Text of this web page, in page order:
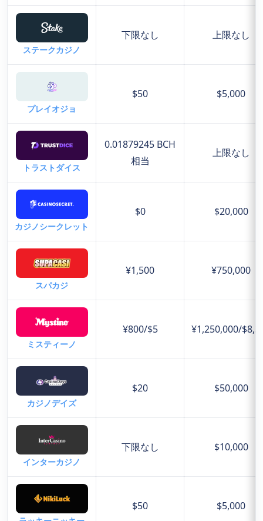
ステークカジノ
下限なし 上限なし
プレイオジョ
$50 $5,000
トラストダイス
0.01879245 BCH
相当
上限なし
カジノシークレット
$0 $20,000
スパカジ
¥1,500 ¥750,000
ミスティーノ
¥800/$5 ¥1,250,000/
カジノデイズ
$20 $50,000
インターカジノ
下限なし $10,000
$50 $5,000